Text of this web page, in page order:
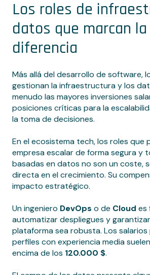
Los roles de
datos que marcan la
diferencia
Más allá del desarrollo de software,
gestionan la infraestructura y los
menudo las mayores inversiones
posiciones críticas para la
la toma de decisiones.
En el ecosistema tech, los roles que
empresa escalar de forma segura y
basadas en datos no son un coste,
directa en el crecimiento. Su
impacto estratégico.
Un ingeniero DevOps o de Cloud es
automatizar despliegues y
plataforma sea robusta. Los
perfiles con experiencia media
encima de los 120.000 $.